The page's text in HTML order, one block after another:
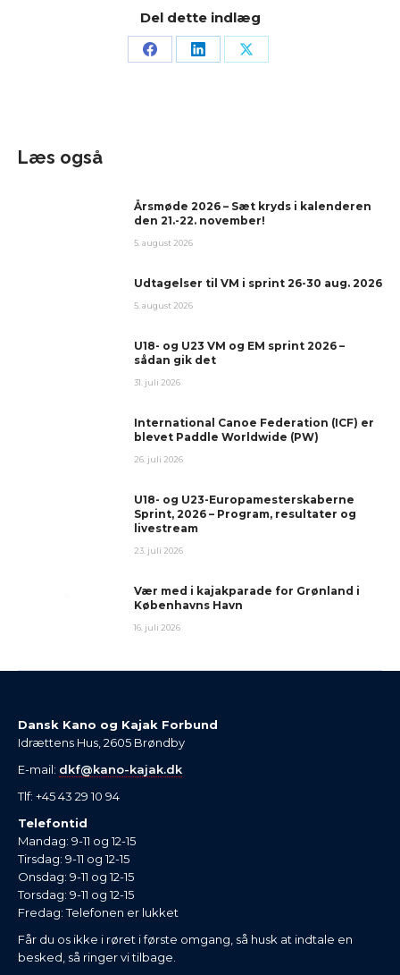
Del dette indlæg
Læs også
Årsmøde 2026 – Sæt kryds i kalenderen
den 21.-22. november!
5. august 2026
Udtagelser til VM i sprint 26-30 aug. 2026
5. august 2026
U18- og U23 VM og EM sprint 2026 –
sådan gik det
31. juli 2026
International Canoe Federation (ICF) er
blevet Paddle Worldwide (PW)
26. juli 2026
U18- og U23-Europamesterskaberne
Sprint, 2026 – Program, resultater og
livestream
23. juli 2026
Vær med i kajakparade for Grønland i
Københavns Havn
16. juli 2026
Dansk Kano og Kajak Forbund
Idrættens Hus, 2605 Brøndby
E-mail: dkf@kano-kajak.dk
Tlf: +45 43 29 10 94
Telefontid
Mandag: 9-11 og 12-15
Tirsdag: 9-11 og 12-15
Onsdag: 9-11 og 12-15
Torsdag: 9-11 og 12-15
Fredag: Telefonen er lukket
Får du os ikke i røret i første omgang, så husk at indtale en
besked, så ringer vi tilbage.